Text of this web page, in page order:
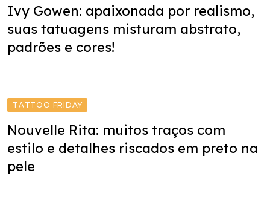
Ivy Gowen: apaixonada por realismo,
suas tatuagens misturam abstrato,
padrões e cores!
TATTOO FRIDAY
Nouvelle Rita: muitos traços com
estilo e detalhes riscados em preto na
pele